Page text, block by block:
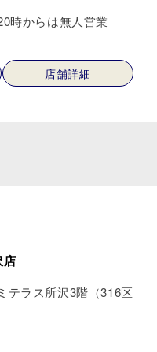
時からは無人営業
店舗詳細
店
テラス所沢3階（316区